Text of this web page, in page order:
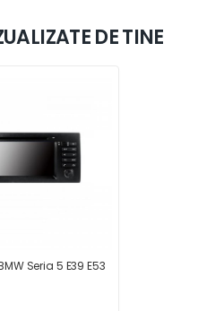
DE TINE
Seria 5 E39 E53